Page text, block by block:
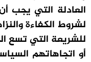
العادلة التي يجب
لشروط الكفاءة
للشريعة التي تسع
أو اتجاهاتهم